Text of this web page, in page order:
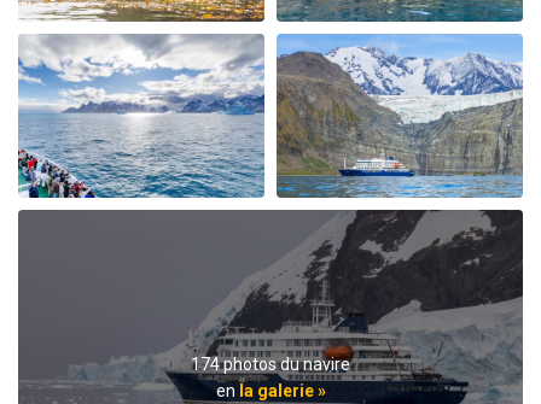
My August 2025 Arctic adventure was my second trip
with Oceanwide Expeditions. The first was aboard the
Plancius, this trip aboard the Hondius. It was no
surprise that this trip far exceeded all expectations for
comfort, delicious meals, and exciting adventures
ashore. The top notch expedition staff is knowledgable
and professional citing detailed information about
wildlife, terrain, and other aspects of the environment.
Daily lectures were informative and captivating.
Additionally, interactions with all other crew, dining,
and staff members were friendly and professional
delivering a first class experience. All are true
professionals. When the voyage ended, disembarking
the ship included lots of hugs and a few tears amongst
174 photos du navire
en la galerie »